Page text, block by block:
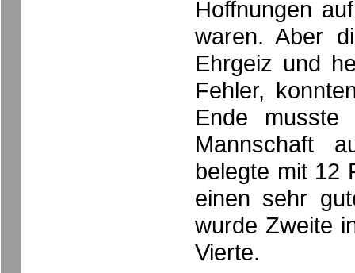
Hoffnungen
waren. Aber
Ehrgeiz und
Fehler,
Ende
Mannschaft
belegte mit 12
einen sehr
wurde Zweite
Vierte.